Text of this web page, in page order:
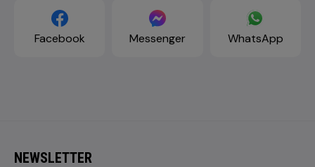
Facebook Messenger WhatsApp
NEWSLETTER